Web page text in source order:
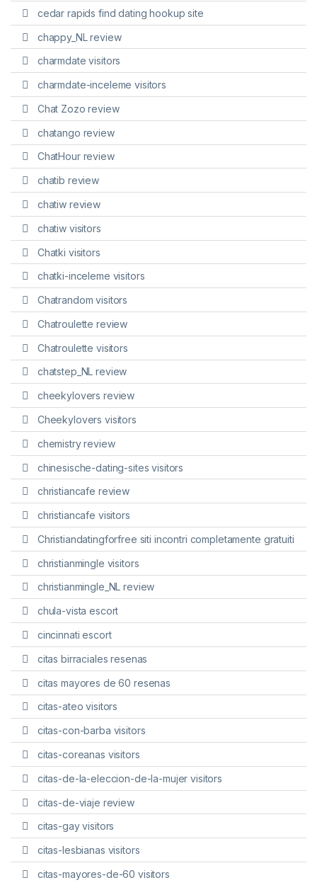
cedar rapids find dating hookup site
chappy_NL review
charmdate visitors
charmdate-inceleme visitors
Chat Zozo review
chatango review
ChatHour review
chatib review
chatiw review
chatiw visitors
Chatki visitors
chatki-inceleme visitors
Chatrandom visitors
Chatroulette review
Chatroulette visitors
chatstep_NL review
cheekylovers review
Cheekylovers visitors
chemistry review
chinesische-dating-sites visitors
christiancafe review
christiancafe visitors
Christiandatingforfree siti incontri completamente gratuiti
christianmingle visitors
christianmingle_NL review
chula-vista escort
cincinnati escort
citas birraciales resenas
citas mayores de 60 resenas
citas-ateo visitors
citas-con-barba visitors
citas-coreanas visitors
citas-de-la-eleccion-de-la-mujer visitors
citas-de-viaje review
citas-gay visitors
citas-lesbianas visitors
citas-mayores-de-60 visitors